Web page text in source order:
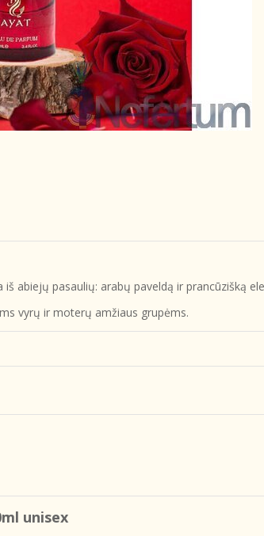
abiejų pasaulių: arabų paveldą ir prancūzišką
vyrų ir moterų amžiaus grupėms.
unisex